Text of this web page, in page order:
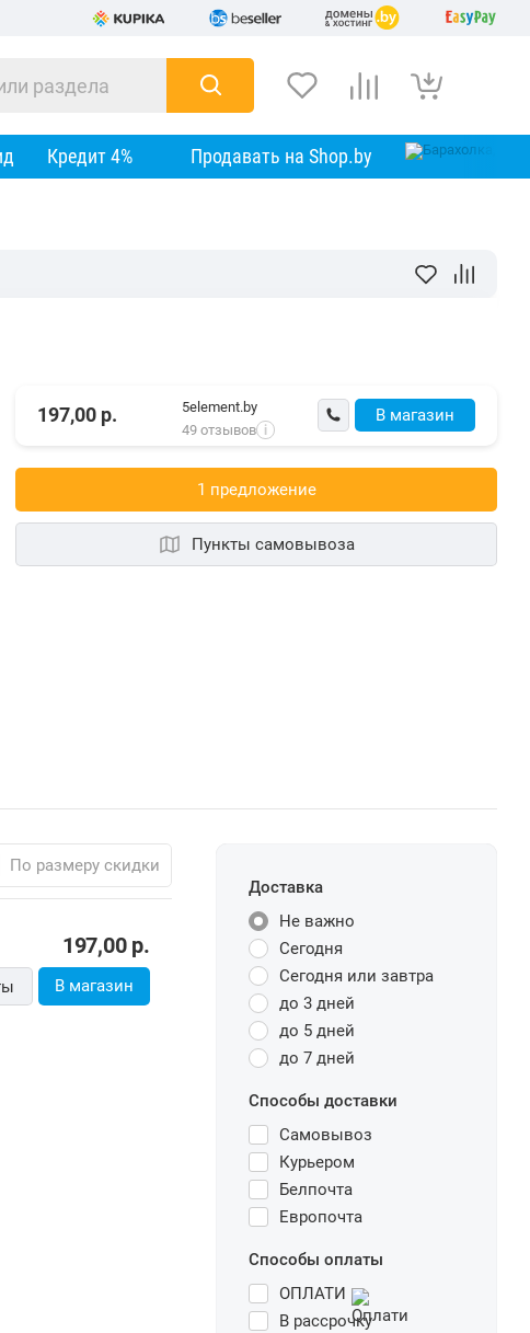
Кредит 4% Продавать на Shop.by
В магазин
197,00 р.
5element.by
49 отзывов i
1 предложениe
Пункты самовывоза
По размеру скидки
197,00р.
В магазин
Доставка
Не важно
Сегодня
Сегодня или завтра
до 3 дней
до 5 дней
до 7 дней
Способы доставки
Самовывоз
Курьером
Белпочта
Европочта
Способы оплаты
ОПЛАТИ
В рассрочку